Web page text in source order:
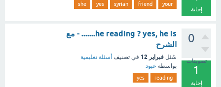
إجابة
your
friend
syrian
yes
she
0
تصويتات
1
إجابة
he reading ? yes, he is....... - مع
الشرح
سُئل فبراير 12 في تصنيف أسئلة تعليمية
بواسطة عبود
reading
yes